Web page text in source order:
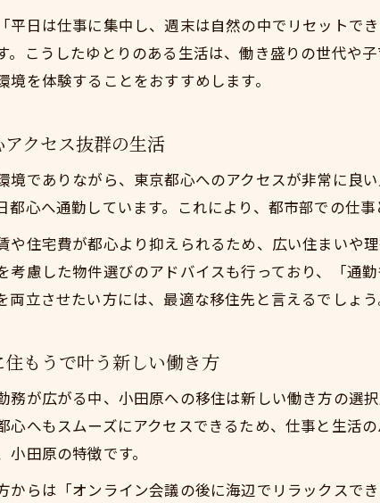
東京から近い小田原に住もう
理想を実現する東京近郊小田原移住
初めてでも安心のきめ細やかな
東京から近い小田原に住もう
現地見学や体験で移住イメー
平日は仕事に集中し、週末は自然の中でリセット
。こうしたゆとりのある生活は、働き盛りの世代や
を体験することをおすすめします。
クセス抜群の生活
境でありながら、東京都心へのアクセスが非常に良
都心へ通勤しています。これにより、都市部での仕
や住宅費が都心より抑えられるため、広い住まいや
考慮した物件選びのアドバイスも行っており、「通
立させたい方には、最適な移住先と言えるでしょう
もうで叶う新しい働き方
務が広がる中、小田原への移住は新しい働き方の選
心へもスムーズにアクセスできるため、仕事と生活
田原の特徴です。
からは「オンライン会議の後に海辺でリラックスで